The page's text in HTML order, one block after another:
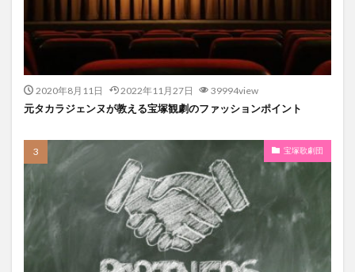
2020年8月11日 2022年11月27日 39994view
元タカラジェンヌが教える宝塚観劇のファッションポイント
宝塚歌劇団